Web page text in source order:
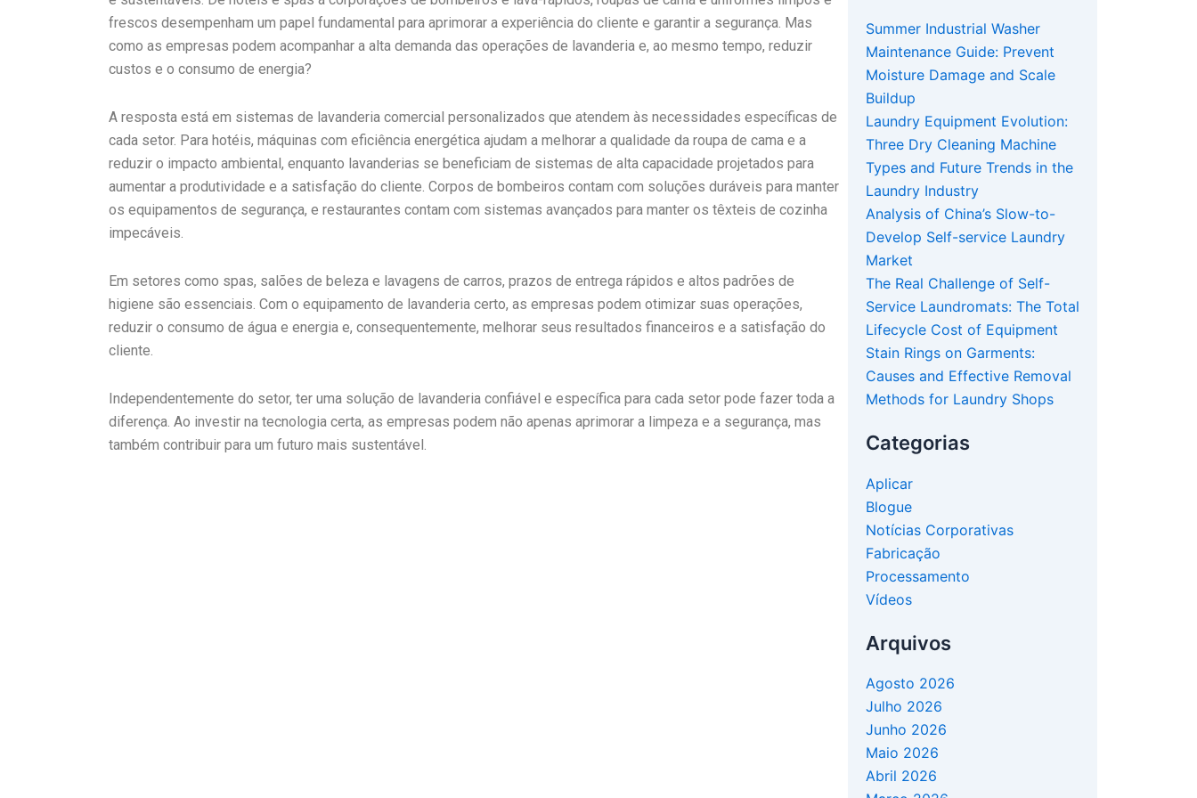
frescos desempenham um papel fundamental para aprimorar a experiência do cliente e garantir a segurança. Mas
como as empresas podem acompanhar a alta demanda das operações de lavanderia e, ao mesmo tempo, reduzir
custos e o consumo de energia?
A resposta está em sistemas de lavanderia comercial personalizados que atendem às necessidades específicas de
cada setor. Para hotéis, máquinas com eficiência energética ajudam a melhorar a qualidade da roupa de cama e a
reduzir o impacto ambiental, enquanto lavanderias se beneficiam de sistemas de alta capacidade projetados para
aumentar a produtividade e a satisfação do cliente. Corpos de bombeiros contam com soluções duráveis para manter
os equipamentos de segurança, e restaurantes contam com sistemas avançados para manter os têxteis de cozinha
impecáveis.
Em setores como spas, salões de beleza e lavagens de carros, prazos de entrega rápidos e altos padrões de
higiene são essenciais. Com o equipamento de lavanderia certo, as empresas podem otimizar suas operações,
reduzir o consumo de água e energia e, consequentemente, melhorar seus resultados financeiros e a satisfação do
cliente.
Independentemente do setor, ter uma solução de lavanderia confiável e específica para cada setor pode fazer toda a
diferença. Ao investir na tecnologia certa, as empresas podem não apenas aprimorar a limpeza e a segurança, mas
também contribuir para um futuro mais sustentável.
Summer Industrial Washer
Maintenance Guide: Prevent
Moisture Damage and Scale
Buildup
Laundry Equipment Evolution:
Three Dry Cleaning Machine
Types and Future Trends in the
Laundry Industry
Analysis of China’s Slow-to-
Develop Self-service Laundry
Market
The Real Challenge of Self-
Service Laundromats: The Total
Lifecycle Cost of Equipment
Stain Rings on Garments:
Causes and Effective Removal
Methods for Laundry Shops
Categorias
Aplicar
Blogue
Notícias Corporativas
Fabricação
Processamento
Vídeos
Arquivos
Agosto 2026
Julho 2026
Junho 2026
Maio 2026
Abril 2026